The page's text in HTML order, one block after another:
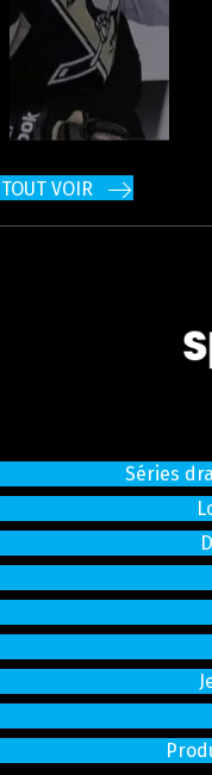
TOUT VOIR
Séries